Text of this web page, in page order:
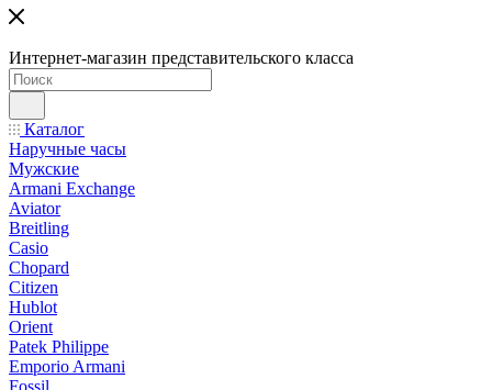
Интернет-магазин представительского класса
Каталог
Наручные часы
Мужские
Armani Exchange
Aviator
Breitling
Casio
Chopard
Citizen
Hublot
Orient
Patek Philippe
Emporio Armani
Fossil